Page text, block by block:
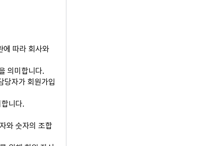
따라 회사와
의미합니다.
당자가 회원가입
니다.
와 숫자의 조합